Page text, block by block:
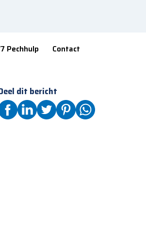
Pechhulp Contact
dit bericht